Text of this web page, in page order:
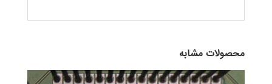
محصولات مشابه